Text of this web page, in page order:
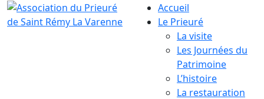
Accueil
Le Prieuré
La visite
Les Journées du
Patrimoine
L’histoire
La restauration